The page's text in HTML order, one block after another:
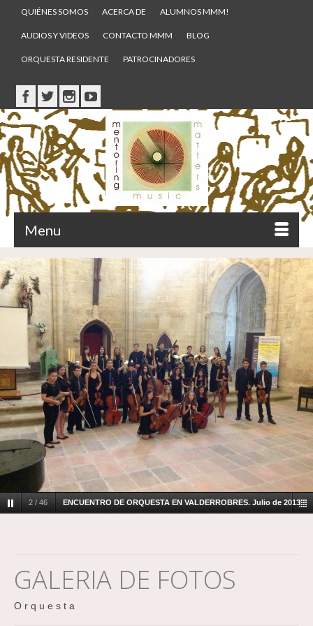
QUIÉNES SOMOS ACERCA DE ALUMNOS MMM!
AUDIOS Y VIDEOS CONTACTO MMM BLOG
ORQUESTA RESIDENTE PATROCINADORES
Menu
2 / 46 ENCUENTRO DE ORQUESTA EN VALDERROBRES. Julio de 2013
GALERIA DE FOTOS
O r q u e s t a